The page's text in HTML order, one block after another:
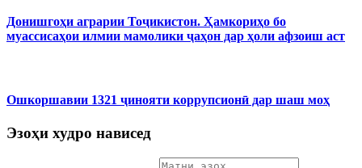
Донишгоҳи аграрии Тоҷикистон. Ҳамкориҳо бо
муассисаҳои илмии мамолики ҷаҳон дар ҳоли афзоиш аст
Ошкоршавии 1321 ҷинояти коррупсионӣ дар шаш моҳ
Эзоҳи худро нависед